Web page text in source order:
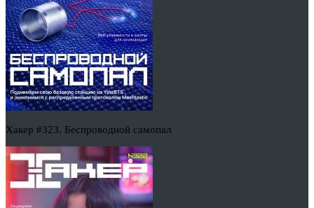
Хакер #323. Беспроводной самопал